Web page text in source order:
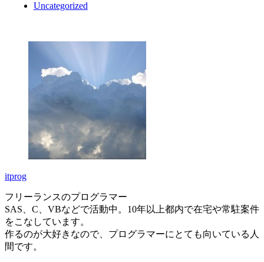
Uncategorized
itprog
フリーランスのプログラマー
SAS、C、VBなどで活動中。10年以上都内で在宅や常駐案件
をこなしています。
作るのが大好きなので、プログラマーにとても向いている人
間です。